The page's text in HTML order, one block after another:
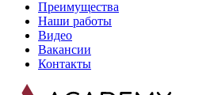
Преимущества
Наши работы
Видео
Вакансии
Контакты